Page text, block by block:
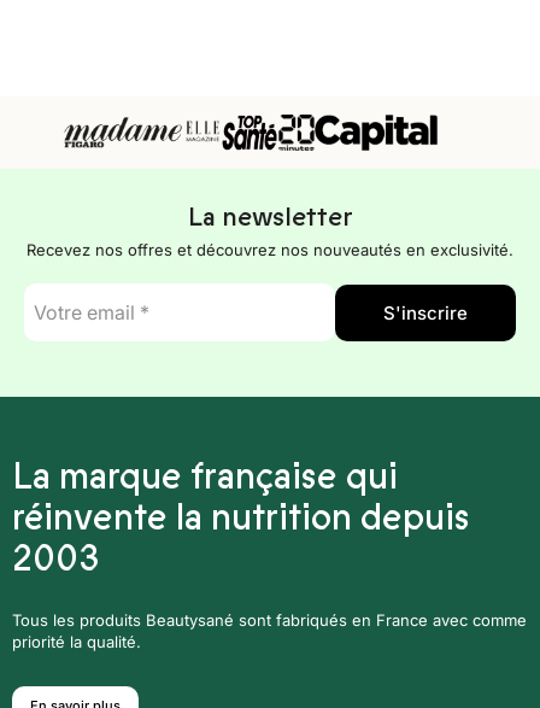
La newsletter
Recevez nos offres et découvrez nos nouveautés en exclusivité.
E-
mail
*
S'inscrire
La marque française qui
réinvente la nutrition depuis
2003
Tous les produits Beautysané sont fabriqués en France avec comme
priorité la qualité.